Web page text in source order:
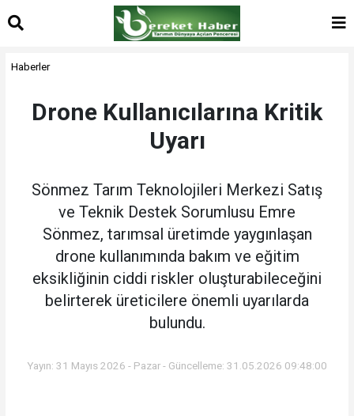
Haberler
Drone Kullanıcılarına Kritik
Uyarı
Sönmez Tarım Teknolojileri Merkezi Satış
ve Teknik Destek Sorumlusu Emre
Sönmez, tarımsal üretimde yaygınlaşan
drone kullanımında bakım ve eğitim
eksikliğinin ciddi riskler oluşturabileceğini
belirterek üreticilere önemli uyarılarda
bulundu.
Yayın: 31 Mayıs 2026 - Pazar - Güncelleme: 31.05.2026 09:48:00